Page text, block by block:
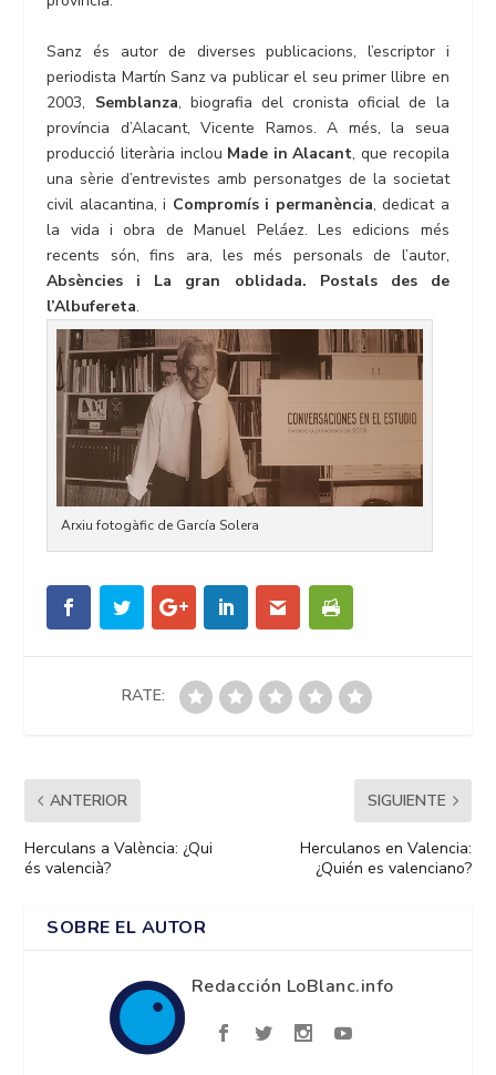
Sanz és autor de diverses publicacions, l’escriptor i
periodista Martín Sanz va publicar el seu primer llibre en
2003, Semblanza, biografia del cronista oficial de la
província d’Alacant, Vicente Ramos. A més, la seua
producció literària inclou Made in Alacant, que recopila
una sèrie d’entrevistes amb personatges de la societat
civil alacantina, i Compromís i permanència, dedicat a
la vida i obra de Manuel Peláez. Les edicions més
recents són, fins ara, les més personals de l’autor,
Absències i La gran oblidada. Postals des de
l’Albufereta.
Arxiu fotogàfic de García Solera
RATE:
ANTERIOR
Herculans a València: ¿Qui
és valencià?
SIGUIENTE
Herculanos en Valencia:
¿Quién es valenciano?
SOBRE EL AUTOR
Redacción LoBlanc.info